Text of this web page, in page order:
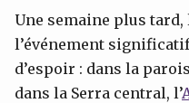
Une semaine plus tard,
l’événement
d’espoir : dans la
dans la Serra central, l’